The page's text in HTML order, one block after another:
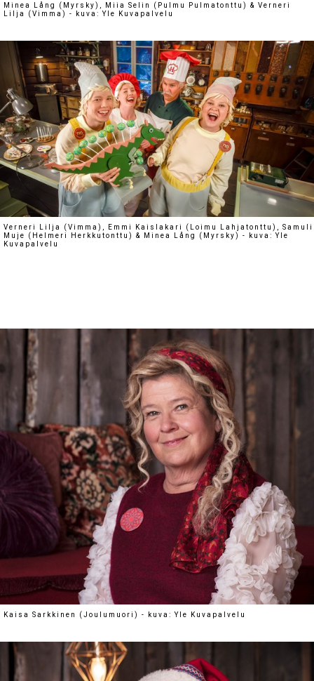
Minea Lång (Myrsky), Miia Selin (Pulmu Pulmatonttu) & Verneri
Lilja (Vimma) - kuva: Yle Kuvapalvelu
Verneri Lilja (Vimma), Emmi Kaislakari (Loimu Lahjatonttu), Samuli
Muje (Helmeri Herkkutonttu) & Minea Lång (Myrsky) - kuva: Yle
Kuvapalvelu
Kaisa Sarkkinen (Joulumuori) - kuva: Yle Kuvapalvelu